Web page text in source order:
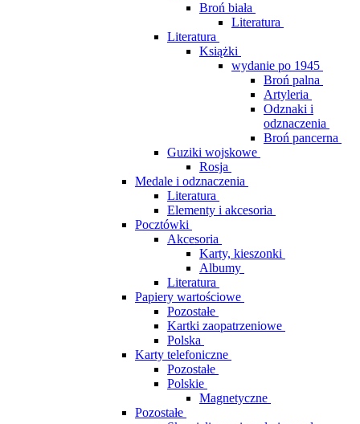
Broń biała
Literatura
Literatura
Książki
wydanie po 1945
Broń palna
Artyleria
Odznaki i
odznaczenia
Broń pancerna
Guziki wojskowe
Rosja
Medale i odznaczenia
Literatura
Elementy i akcesoria
Pocztówki
Akcesoria
Karty, kieszonki
Albumy
Literatura
Papiery wartościowe
Pozostałe
Kartki zaopatrzeniowe
Polska
Karty telefoniczne
Pozostałe
Polskie
Magnetyczne
Pozostałe